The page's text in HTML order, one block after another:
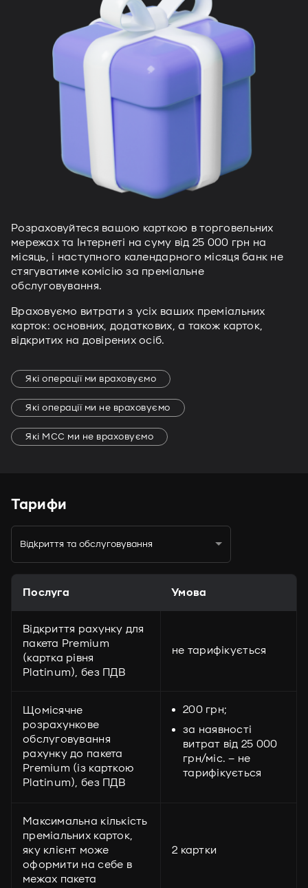
Розраховуйтеся вашою карткою в торговельних
мережах та Інтернеті на суму від 25 000 грн на
місяць, і наступного календарного місяця банк не
стягуватиме комісію за преміальне
обслуговування.
Враховуємо витрати з усіх ваших преміальних
карток: основних, додаткових, а також карток,
відкритих на довірених осіб.
Які операції ми враховуємо
Які операції ми не враховуємо
Які МСС ми не враховуємо
Тарифи
Відкриття та обслуговування
Послуга Умова
Відкриття рахунку для
пакета Premium
(картка рівня
Platinum), без ПДВ
не тарифікується
Щомісячне
розрахункове
обслуговування
рахунку до пакета
Premium (із карткою
Platinum), без ПДВ
200 грн;
за наявності
витрат від 25 000
грн/міс. – не
тарифікується
Максимальна кількість
преміальних карток,
яку клієнт може
оформити на себе в
межах пакета
2 картки